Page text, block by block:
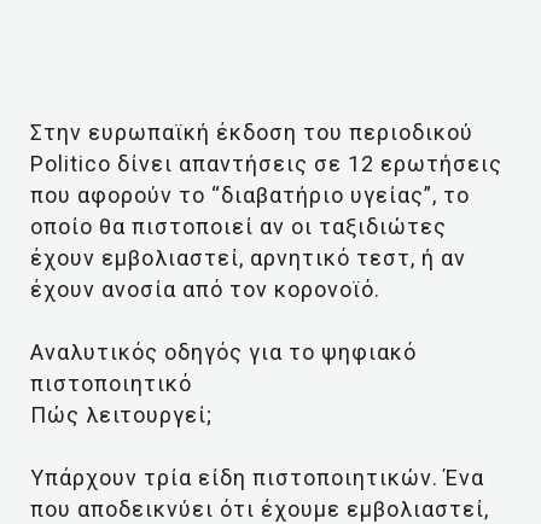
Στην ευρωπαϊκή έκδοση του περιοδικού
Politico δίνει απαντήσεις σε 12 ερωτήσεις
που αφορούν το “διαβατήριο υγείας”, το
οποίο θα πιστοποιεί αν οι ταξιδιώτες
έχουν εμβολιαστεί, αρνητικό τεστ, ή αν
έχουν ανοσία από τον κορονοϊό.
Αναλυτικός οδηγός για το ψηφιακό
πιστοποιητικό
Πώς λειτουργεί;
Υπάρχουν τρία είδη πιστοποιητικών. Ένα
που αποδεικνύει ότι έχουμε εμβολιαστεί,